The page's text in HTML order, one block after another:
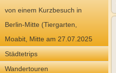
von einem Kurzbesuch in
Berlin-Mitte (Tiergarten,
Moabit, Mitte am 27.07.2025
Städtetrips
Wandertouren